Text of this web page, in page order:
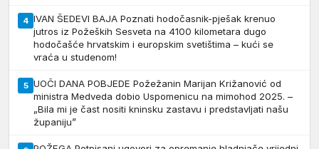
4 IVAN ŠEDEVI BAJA Poznati hodočasnik-pješak krenuo
jutros iz Požeških Sesveta na 4100 kilometara dugo
hodočašće hrvatskim i europskim svetištima – kući se
vraća u studenom!
5 UOČI DANA POBJEDE Požežanin Marijan Križanović od
ministra Medveda dobio Uspomenicu na mimohod 2025. –
„Bila mi je čast nositi kninsku zastavu i predstavljati našu
županiju”